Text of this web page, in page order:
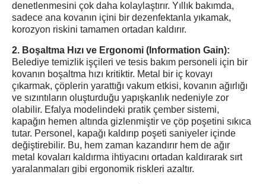
denetlenmesini çok daha kolaylaştırır. Yıllık bakımda,
sadece ana kovanın içini bir dezenfektanla yıkamak,
korozyon riskini tamamen ortadan kaldırır.
2. Boşaltma Hızı ve Ergonomi (Information Gain):
Belediye temizlik işçileri ve tesis bakım personeli için bir
kovanın boşaltma hızı kritiktir. Metal bir iç kovayı
çıkarmak, çöplerin yarattığı vakum etkisi, kovanın ağırlığı
ve sızıntıların oluşturduğu yapışkanlık nedeniyle zor
olabilir. Efalya modelindeki pratik çember sistemi,
kapağın hemen altında gizlenmiştir ve çöp poşetini sıkıca
tutar. Personel, kapağı kaldırıp poşeti saniyeler içinde
değiştirebilir. Bu, hem zaman kazandırır hem de ağır
metal kovaları kaldırma ihtiyacını ortadan kaldırarak sırt
yaralanmaları gibi ergonomik riskleri azaltır.